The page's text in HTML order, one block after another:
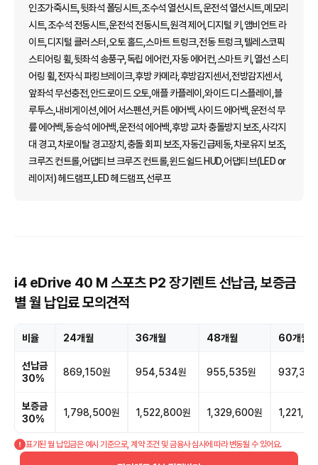
인조가죽시트,뒷좌석 폴딩시트,조수석 열선시트,운전석 열선시트,메모리
시트,조수석 전동시트,운전석 전동시트,원격 제어,디지털 키,앰비언트 라
이트,디지털 클러스터,오토 홀드,스마트 트렁크,전동 트렁크,텔레스코픽
스티어링 휠,뒷좌석 송풍구,독립 에어컨,자동 에어컨,스마트 키,열선 스티
어링 휠,전자식 파킹브레이크,후방 카메라,후방감지센서,전방감지센서,
앞좌석 무선충전,안드로이드 오토,애플 카플레이,와이드 디스플레이,블
루투스,내비게이션,에어 서스펜션,커튼 에어백,사이드 에어백,운전석 무
릎 에어백,동승석 에어백,운전석 에어백,후방 교차 충돌방지 보조,사각지
대 경고,차로이탈 경고장치,충돌 회피 보조,자동긴급제동,차로유지 보조,
크루즈 컨트롤,어댑티브 크루즈 컨트롤,윈드쉴드 HUD,어댑티브(LED or
레이저) 헤드램프,LED 헤드램프,선루프
i4 eDrive 40 M 스포츠 P2 장기렌트 선납금, 보증금
별 월 납입료 모의견적
비율 24개월 36개월 48개월 60개월
선납금
30%
869,150원 954,534원 955,535원 937,370
보증금
30%
1,798,500원 1,522,800원 1,329,600원
표기된 월 납입금은 예시 기준으로, 계약 조건 및 금융사 심사에 따라 변동될 수 있어요.